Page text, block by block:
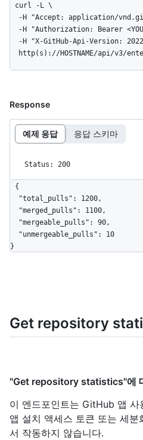
curl -L \
http(s)://HOSTNAME/api/v3/
Response
예제 응답 응답 스키마
Status: 200
{
}
Get repository
"Get repository statistics"에
이 엔드포인트는 GitHub 앱
앱 설치 액세스 토큰 또는 세분
서 작동하지 않습니다.